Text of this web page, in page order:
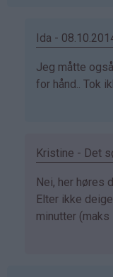
Ida -
Som
svar
(ikke
Jeg måtte
for hånd.. Tok
Kristine - Det
Som
svar
på
Nei, her høres
Elter ikke
minutter (maks